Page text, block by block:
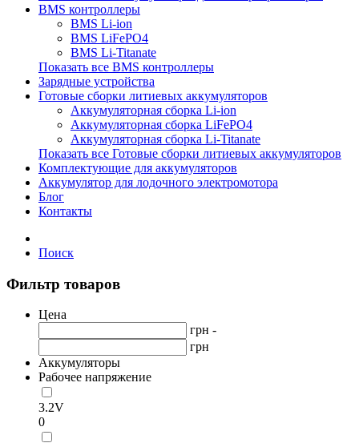
BMS контроллеры
BMS Li-ion
BMS LiFePO4
BMS Li-Titanate
Показать все BMS контроллеры
Зарядные устройства
Готовые сборки литиевых аккумуляторов
Аккумуляторная сборка Li-ion
Аккумуляторная сборка LiFePO4
Аккумуляторная сборка Li-Titanate
Показать все Готовые сборки литиевых аккумуляторов
Комплектующие для аккумуляторов
Аккумулятор для лодочного электромотора
Блог
Контакты
Поиск
Фильтр товаров
Цена
грн -
грн
Аккумуляторы
Рабочее напряжение
3.2V
0